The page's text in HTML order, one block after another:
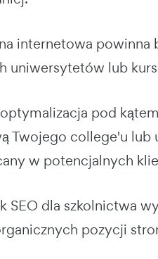
internetowa
uniwersytetów lub
pod
Twojego college'u
w potencjalnych
SEO dla szkolnictwa
pozycji